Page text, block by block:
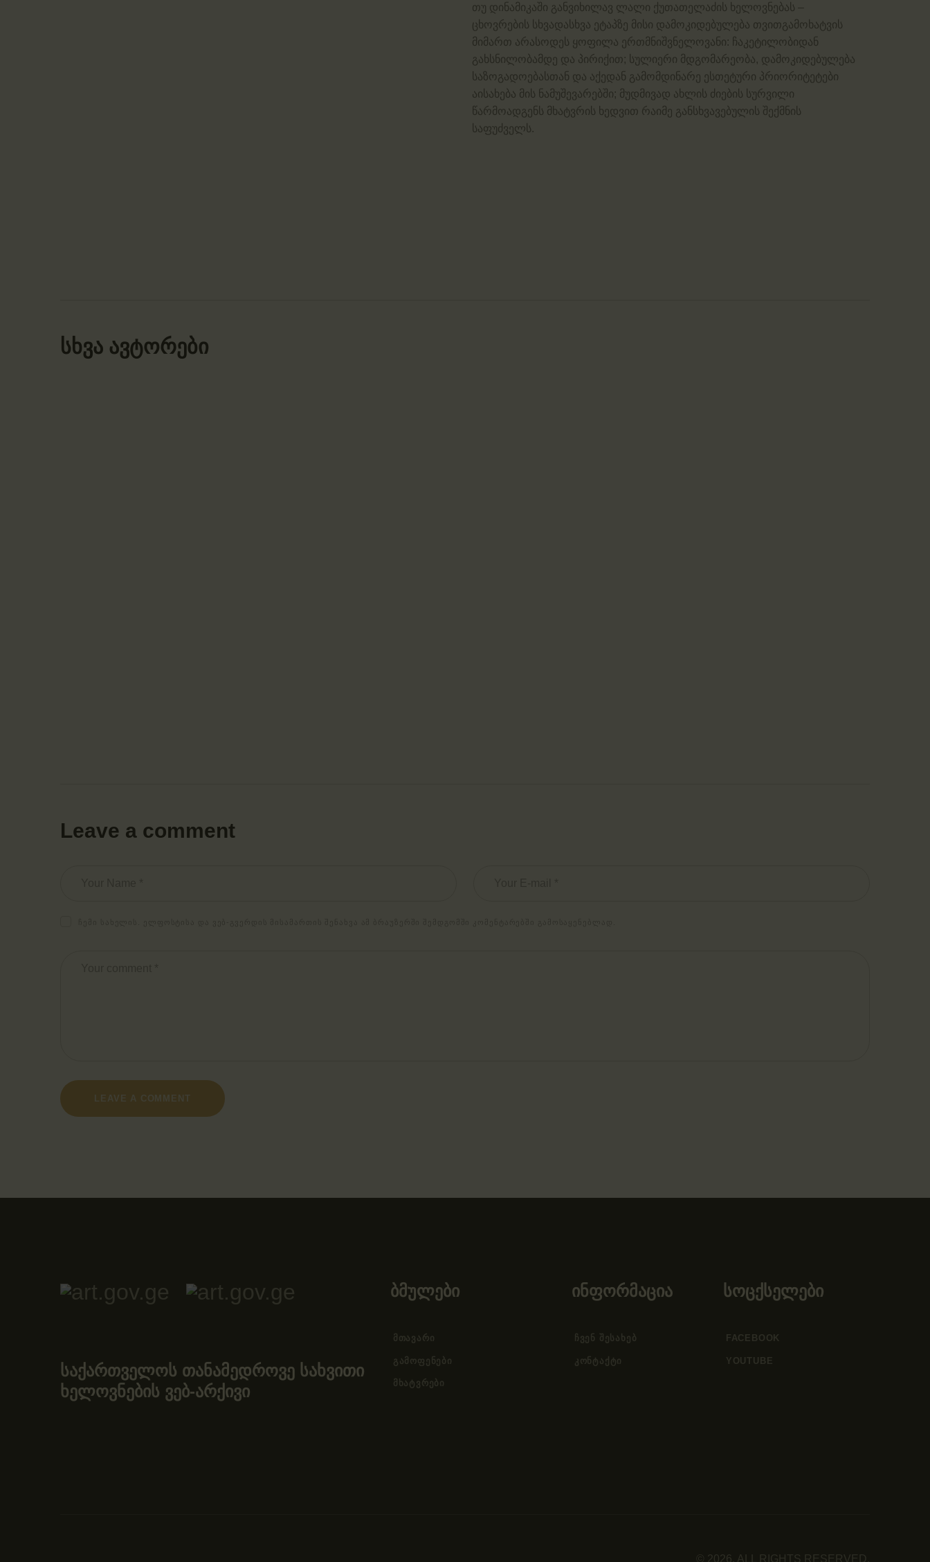
თუ დინამიკაში განვიხილავ ლალი ქუთათელაძის ხელოვნებას –
ცხოვრების სხვადასხვა ეტაპზე მისი დამოკიდებულება თვითგამოხატვის
მიმართ არასოდეს ყოფილა ერთმნიშვნელოვანი: ჩაკეტილობიდან
გახსნილობამდე და პირიქით; სულიერი მდგომარეობა, დამოკიდებულება
საზოგადოებასთან და აქედან გამომდინარე ესთეტური პრიორიტეტები
აისახება მის ნამუშევარებში; მუდმივად ახლის ძიების სურვილი
წარმოადგენს მხატვრის ხედვით რაიმე განსხვავებულის შექმნის
საფუძველს.
სხვა ავტორები
Leave a comment
საქართველოს თანამედროვე სახვითი
ხელოვნების ვებ-არქივი
ბმულები
ᲛᲗᲐᲕᲐᲠᲘ
ᲒᲐᲛᲝᲤᲔᲜᲔᲑᲘ
ᲛᲮᲐᲢᲕᲠᲔᲑᲘ
ინფორმაცია
ᲩᲕᲔᲜ ᲨᲔᲡᲐᲮᲔᲑ
ᲙᲝᲜᲢᲐᲥᲢᲘ
სოცქსელები
FACEBOOK
YOUTUBE
© 2026. ALL RIGHTS RESERVED.